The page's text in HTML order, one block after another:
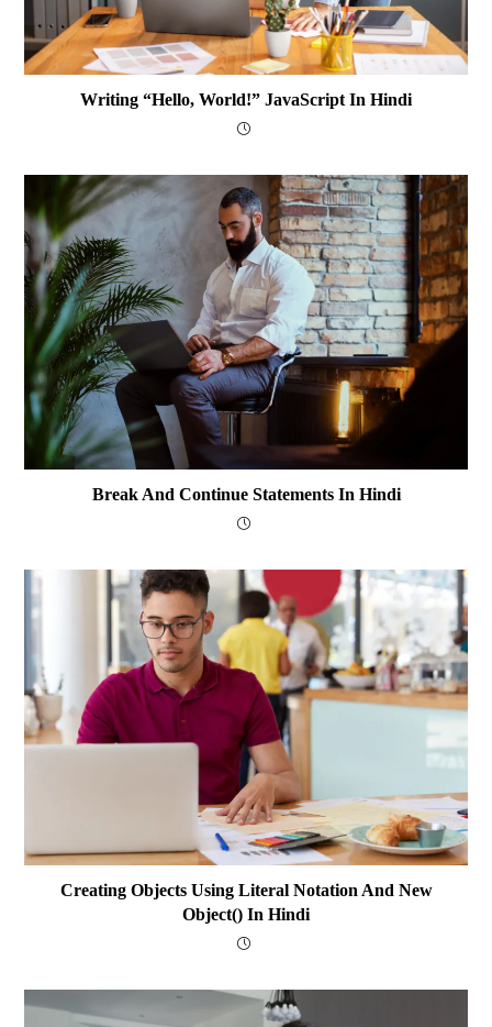
Writing “Hello, World!” JavaScript In Hindi
Break And Continue Statements In Hindi
Creating Objects Using Literal Notation And New
Object() In Hindi